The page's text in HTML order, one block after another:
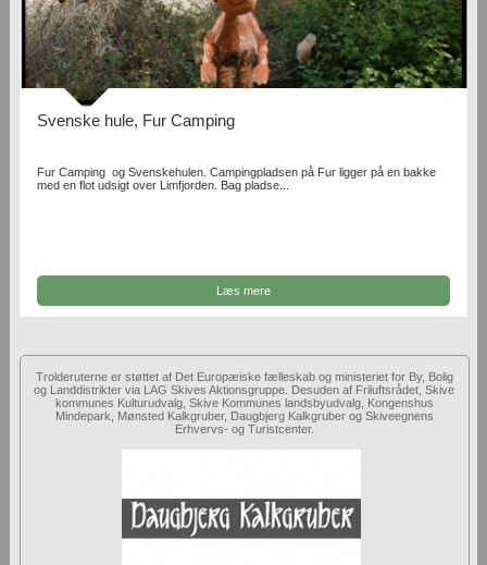
Svenske hule, Fur Camping
Fur Camping og Svenskehulen. Campingpladsen på Fur ligger på en bakke
med en flot udsigt over Limfjorden. Bag pladse...
Læs mere
Trolderuterne er støttet af Det Europæiske fælleskab og ministeriet for By, Bolig
og Landdistrikter via LAG Skives Aktionsgruppe. Desuden af Friluftsrådet, Skive
kommunes Kulturudvalg, Skive Kommunes landsbyudvalg, Kongenshus
Mindepark, Mønsted Kalkgruber, Daugbjerg Kalkgruber og Skiveegnens
Erhvervs- og Turistcenter.